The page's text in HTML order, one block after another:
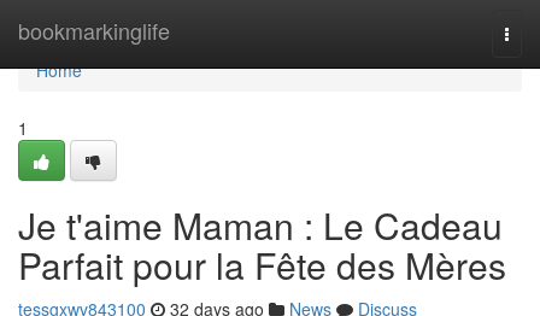
bookmarkinglife
Home
Home
1
Je t'aime Maman : Le Cadeau
Parfait pour la Fête des Mères
tessgxwv843100 32 days ago News
Discuss